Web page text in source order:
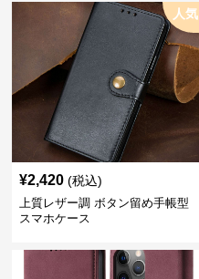
人気
¥2,420 (税込)
上質レザー調 ボタン留め手帳型
スマホケース